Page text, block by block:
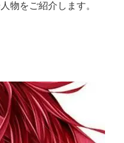
物をご紹介します。